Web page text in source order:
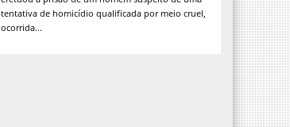
tentativa de homicídio qualificada por meio cruel,
ocorrida...